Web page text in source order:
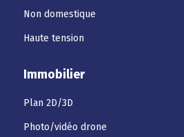
Non domestique
Haute tension
Immobilier
Plan 2D/3D
Photo/vidéo drone